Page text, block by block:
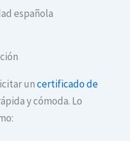
española
uncertificado de
y cómoda. Lo